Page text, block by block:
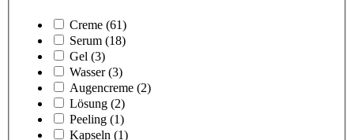
Creme (61)
Serum (18)
Gel (3)
Wasser (3)
Augencreme (2)
Lösung (2)
Peeling (1)
Kapseln (1)